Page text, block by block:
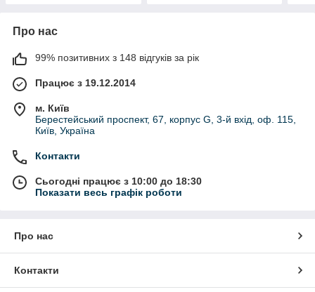
Про нас
99% позитивних з 148 відгуків за рік
Працює з 19.12.2014
м. Київ
Берестейський проспект, 67, корпус G, 3-й вхід, оф. 115,
Київ, Україна
Контакти
Сьогодні працює з 10:00 до 18:30
Показати весь графік роботи
Про нас
Контакти